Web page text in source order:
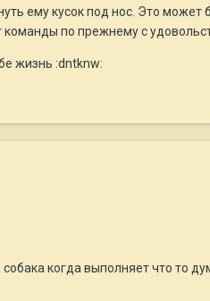
ему кусок под нос. Это может
по прежнему с
жизнь :dntknw:
когда выполняет что то